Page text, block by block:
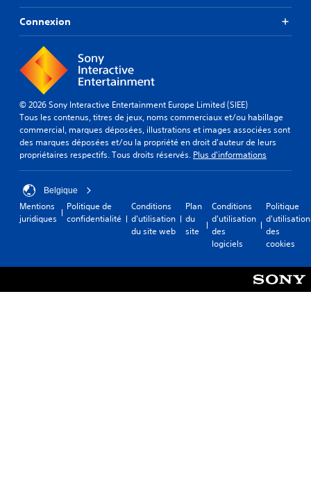
Connexion
© 2026 Sony Interactive Entertainment Europe Limited (SIEE)
Tous les contenus, titres de jeux, noms commerciaux et/ou habillage
commercial, marques déposées, illustrations et images associées sont
des marques déposées et/ou la propriété en droit d'auteur de leurs
propriétaires respectifs. Tous droits réservés. Plus d'informations
Belgique
Mentions
juridiques
Politique de
confidentialité
Conditions
d'utilisation
du site web
Plan
du
site
Conditions
d'utilisation
des
logiciels
Politique
d'utilisation
des
cookies